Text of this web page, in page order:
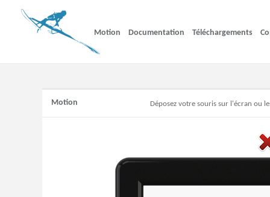
Motion Documentation Téléchargements
Déposez votre souris sur l'écran ou
Motion